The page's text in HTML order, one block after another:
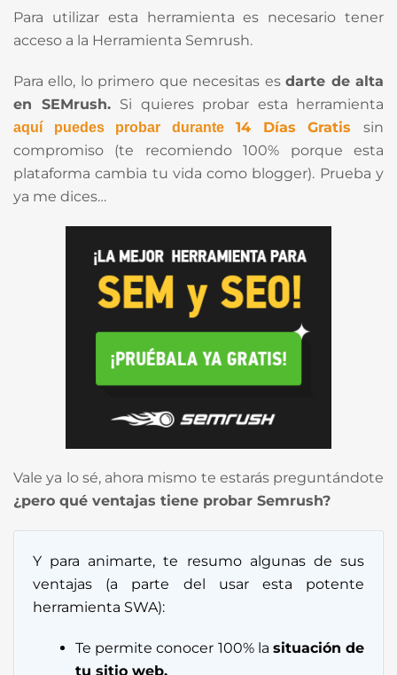
Para utilizar esta herramienta es necesario tener
acceso a la Herramienta Semrush.
Para ello, lo primero que necesitas esdarte de alta
en SEMrush. Si quieres probar esta herramienta
aquí puedes probar durante 14 Días Gratissin
compromiso (te recomiendo 100% porque esta
plataforma cambia tu vida como blogger). Prueba y
ya me dices…
Vale ya lo sé, ahora mismo te estarás preguntándote
¿pero qué ventajas tiene probar Semrush?
Y para animarte, te resumo algunas de sus
ventajas (a parte del usar esta potente
herramienta SWA):
Te permite conocer 100% la situación de
tu sitio web.